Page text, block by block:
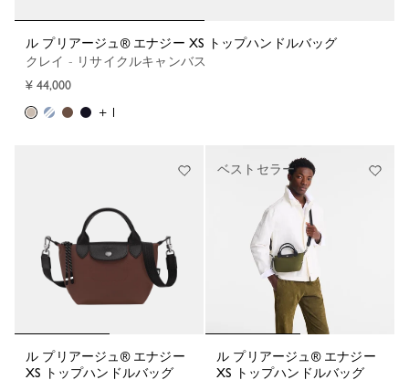
ル プリアージュ® エナジー XS トップハンドルバッグ
クレイ - リサイクルキャンバス
¥ 44,000
+ 1
ル プリアージュ® エナジー
XS トップハンドルバッグ
ル プリアージュ® エナジー
XS トップハンドルバッグ
ベストセラー